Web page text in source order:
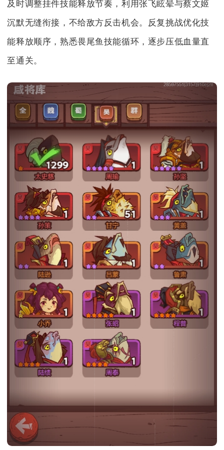
及时调整挂件技能释放节奏，利用张飞眩晕与蔡文姬
沉默无缝衔接，不给敌方反击机会。反复挑战优化技
能释放顺序，熟悉畏尾鱼技能循环，逐步压低血量直
至通关。